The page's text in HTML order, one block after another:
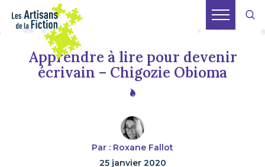
Apprendre à lire pour devenir
écrivain – Chigozie Obioma
Par : Roxane Fallot
25 janvier 2020